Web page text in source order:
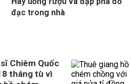
đạc trong nhà
Chiêm Quốc
tháng tù vì